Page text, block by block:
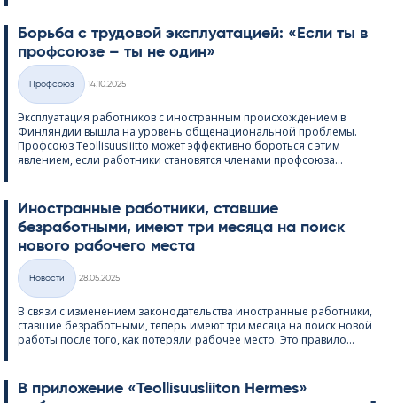
Борьба с трудовой эксплуатацией: «Если ты в
профсоюзе – ты не один»
Категории
Профсоюз
14.10.2025
Эксплуатация работников с иностранным происхождением в
Финляндии вышла на уровень общенациональной проблемы.
Профсоюз Teol­li­suus­liitto может эффективно бороться с этим
явлением, если работники становятся членами профсоюза...
Иностранные работники, ставшие
безработными, имеют три месяца на поиск
нового рабочего места
Категории
Hовости
28.05.2025
В связи с изменением законодательства иностранные работники,
ставшие безработными, теперь имеют три месяца на поиск новой
работы после того, как потеряли рабочее место. Это правило...
В приложение «Teol­li­suus­lii­ton Her­mes»